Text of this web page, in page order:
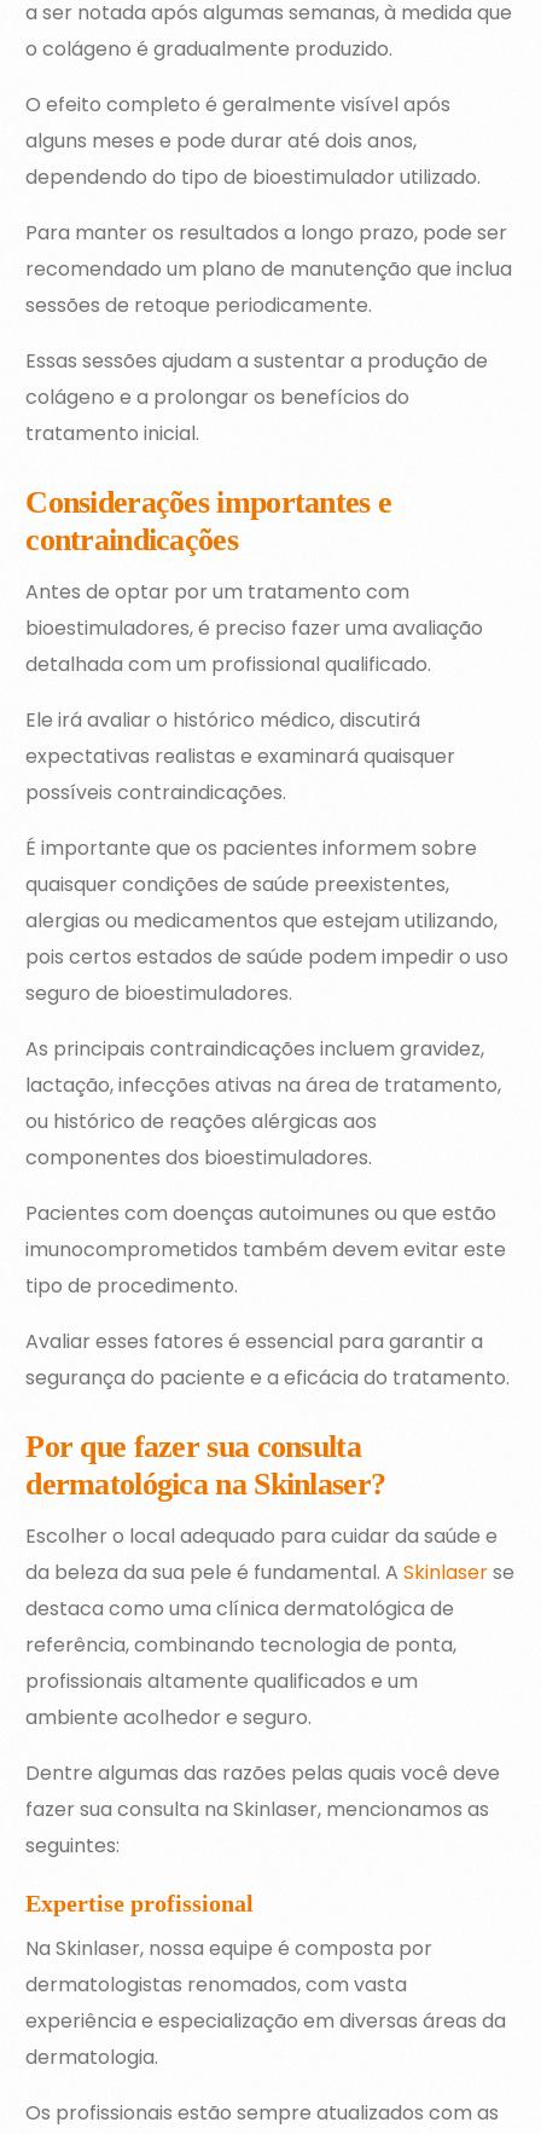
a ser notada após algumas semanas, à medida que
o colágeno é gradualmente produzido.
O efeito completo é geralmente visível após
alguns meses e pode durar até dois anos,
dependendo do tipo de bioestimulador utilizado.
Para manter os resultados a longo prazo, pode ser
recomendado um plano de manutenção que inclua
sessões de retoque periodicamente.
Essas sessões ajudam a sustentar a produção de
colágeno e a prolongar os benefícios do
tratamento inicial.
Considerações importantes e
contraindicações
Antes de optar por um tratamento com
bioestimuladores, é preciso fazer uma avaliação
detalhada com um profissional qualificado.
Ele irá avaliar o histórico médico, discutirá
expectativas realistas e examinará quaisquer
possíveis contraindicações.
É importante que os pacientes informem sobre
quaisquer condições de saúde preexistentes,
alergias ou medicamentos que estejam utilizando,
pois certos estados de saúde podem impedir o uso
seguro de bioestimuladores.
As principais contraindicações incluem gravidez,
lactação, infecções ativas na área de tratamento,
ou histórico de reações alérgicas aos
componentes dos bioestimuladores.
Pacientes com doenças autoimunes ou que estão
imunocomprometidos também devem evitar este
tipo de procedimento.
Avaliar esses fatores é essencial para garantir a
segurança do paciente e a eficácia do tratamento.
Por que fazer sua consulta
dermatológica na Skinlaser?
Escolher o local adequado para cuidar da saúde e
da beleza da sua pele é fundamental. ASkinlaserse
destaca como uma clínica dermatológica de
referência, combinando tecnologia de ponta,
profissionais altamente qualificados e um
ambiente acolhedor e seguro.
Dentre algumas das razões pelas quais você deve
fazer sua consulta na Skinlaser, mencionamos as
seguintes:
Expertise profissional
Na Skinlaser, nossa equipe é composta por
dermatologistas renomados, com vasta
experiência e especialização em diversas áreas da
dermatologia.
Os profissionais estão sempre atualizados com as